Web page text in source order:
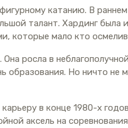
катанию. В
талант. Хардинг была
которые мало кто
росла в
образования. Но ничто не
в конце 1980-х
аксель на